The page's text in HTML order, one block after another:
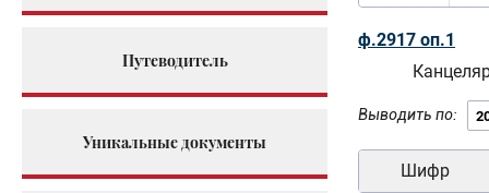
Путеводитель
Уникальные документы
ф.2917 оп.1
Выводить по:
Шифр